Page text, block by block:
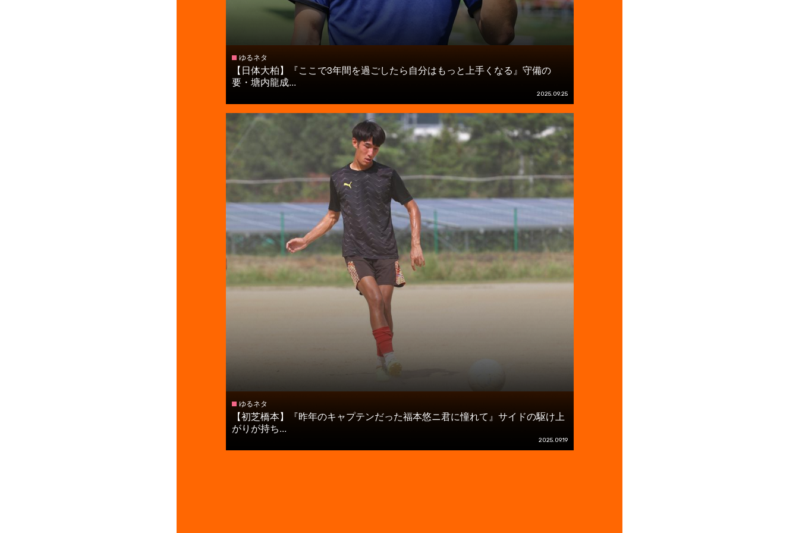
ゆるネタ
【日体大柏】『ここで3年間を過ごしたら自分はもっと上手くなる』守備の
要・塘内龍成...
2025.09.25
ゆるネタ
【初芝橋本】『昨年のキャプテンだった福本悠ニ君に憧れて』サイドの駆け上
がりが持ち...
2025.09.19